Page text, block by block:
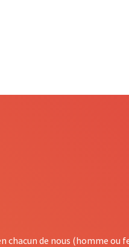
chacun de nous (homme ou